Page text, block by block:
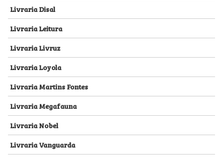
Livraria Disal
Livraria Leitura
Livraria Livruz
Livraria Loyola
Livraria Martins Fontes
Livraria Megafauna
Livraria Nobel
Livraria Vanguarda